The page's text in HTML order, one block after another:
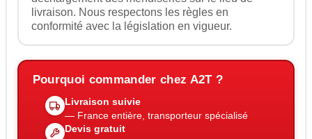
livraison. Nous respectons les règles en
conformité avec la législation en vigueur.
Pourquoi commander chez A2T ?
Livraison suivie
— France entière, transporteur spécialisé
Devis gratuit